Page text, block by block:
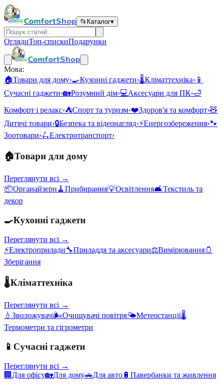
ComfortShop 📂 Каталог▾
ОглядиТоп-спискиПодарунки
ComfortShop
Мова:
🏠Товари для дому›🍳Кухонні гаджети›🌡️Кліматтехніка› 📱
Сучасні гаджети›🏡Розумний дім›💻Аксесуари для ПК›🛁
Комфорт і релакс›⛺Спорт та туризм›❤️Здоров'я та комфорт›🧸
Дитячі товари›🔒Безпека та відеонагляд›⚡Енергозбереження›🐾
Зоотовари›🛴Електротранспорт›
🏠Товари для дому
Переглянути всі →
📦Органайзери 🧹 Прибирання💡Освітлення🛋️Текстиль та
декор
🍳Кухонні гаджети
Переглянути всі →
⚡Електроприлади🔧Приладдя та аксесуари⚖️Вимірювання 🫙
Зберігання
🌡️Кліматтехніка
Переглянути всі →
💧 Зволожувачі🌬️Очищувачі повітря🌤️Метеостанції🌡️
Термометри та гігрометри
📱 Сучасні гаджети
Переглянути всі →
🏢 Для офісу🏡Для дому🚗Для авто 🔋 Павербанки та живлення